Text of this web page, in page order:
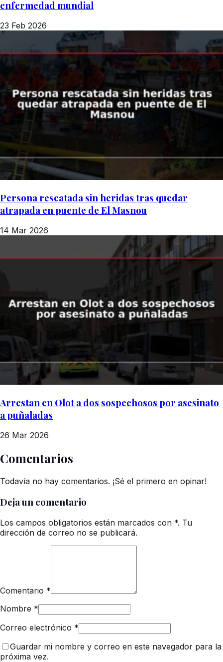
enfermedad mundial
23 Feb 2026
Persona rescatada sin heridas tras quedar
atrapada en puente de El Masnou
14 Mar 2026
Arrestan en Olot a dos sospechosos por asesinato
a puñaladas
26 Mar 2026
Comentarios
Todavía no hay comentarios. ¡Sé el primero en opinar!
Deja un comentario
Los campos obligatorios están marcados con *. Tu
dirección de correo no se publicará.
Comentario *
Nombre *
Correo electrónico *
Guardar mi nombre y correo en este navegador para la
próxima vez.